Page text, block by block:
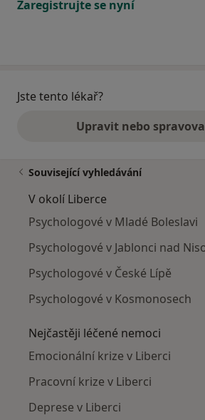
Zaregistrujte se nyní
Jste tento lékař?
Upravit nebo
Související vyhledávání
V okolí Liberce
Psychologové v Mladé Boleslavi
Psychologové v Jablonci nad
Psychologové v České Lípě
Psychologové v Kosmonosech
Nejčastěji léčené nemoci
Emocionální krize v Liberci
Pracovní krize v Liberci
Deprese v Liberci